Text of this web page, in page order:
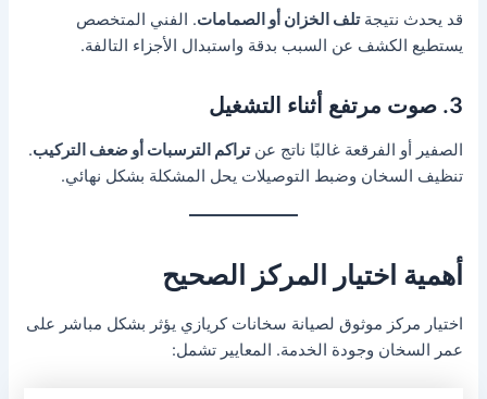
قد يحدث نتيجةتلف الخزان أو الصمامات. الفني المتخصص
يستطيع الكشف عن السبب بدقة واستبدال الأجزاء التالفة.
3. صوت مرتفع أثناء التشغيل
الصفير أو الفرقعة غالبًا ناتج عنتراكم الترسبات أو ضعف التركيب.
تنظيف السخان وضبط التوصيلات يحل المشكلة بشكل نهائي.
أهمية اختيار المركز الصحيح
اختيار مركز موثوق لصيانة سخانات كريازي يؤثر بشكل مباشر على
عمر السخان وجودة الخدمة. المعايير تشمل: